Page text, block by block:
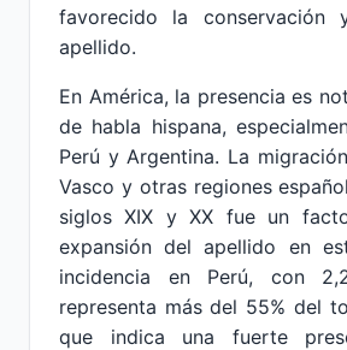
favorecido la conservación
apellido.
En América, la presencia es
de habla hispana,
Perú y Argentina. La
Vasco y otras regiones
siglos XIX y XX fue un
expansión del apellido en
incidencia en Perú, con
representa más del 55% del
que indica una fuerte